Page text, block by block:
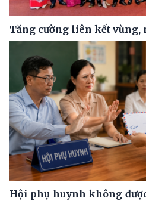
Tăng cường liên kết vùng,
Hội phụ huynh không